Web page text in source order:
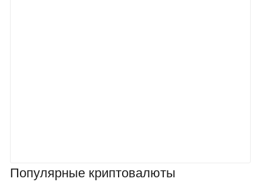
Популярные криптовалюты